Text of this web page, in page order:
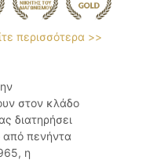
περισσότερα >>
στον κλάδο
διατηρήσει
από πενήντα
η